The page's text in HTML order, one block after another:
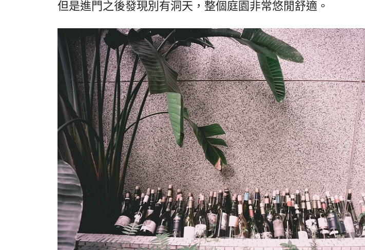
但是進門之後發現別有洞天，整個庭園非常悠閒舒適。